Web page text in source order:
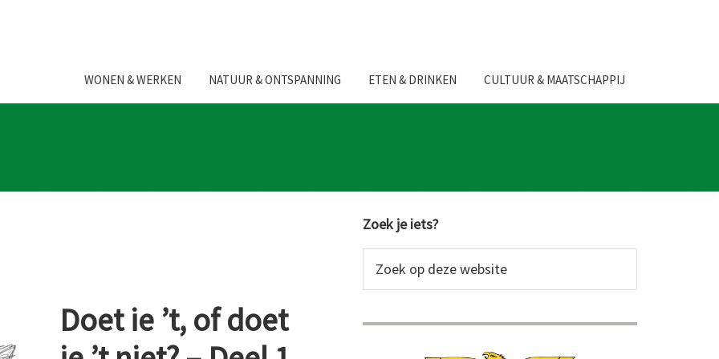
WONEN & WERKEN NATUUR & ONTSPANNING ETEN & DRINKEN CULTUUR & MAATSCHAPPIJ
Doet ie ’t, of doet
Primaire
Sidebar
Zoek je iets?
op
website